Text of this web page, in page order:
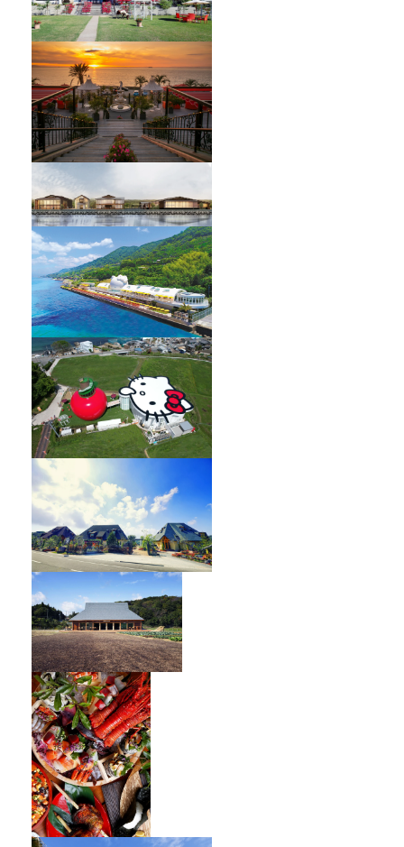
HELLO KITTY SHOWBOX
オーベルジュ フレンチの森